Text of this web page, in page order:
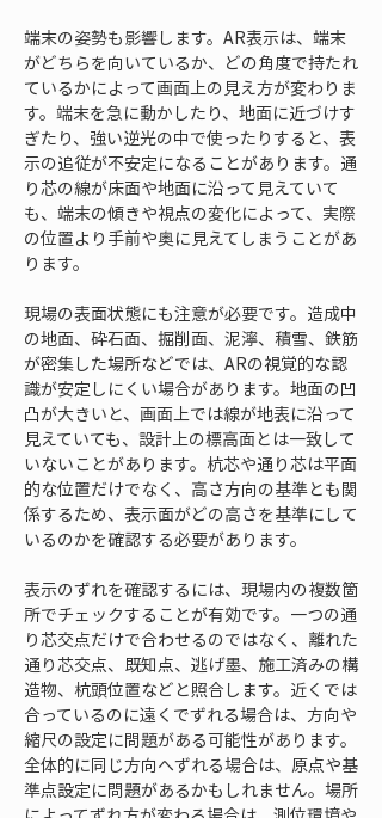
端末の姿勢も影響します。AR表示は、端末
がどちらを向いているか、どの角度で持たれ
ているかによって画面上の見え方が変わりま
す。端末を急に動かしたり、地面に近づけす
ぎたり、強い逆光の中で使ったりすると、表
示の追従が不安定になることがあります。通
り芯の線が床面や地面に沿って見えていて
も、端末の傾きや視点の変化によって、実際
の位置より手前や奥に見えてしまうことがあ
ります。
現場の表面状態にも注意が必要です。造成中
の地面、砕石面、掘削面、泥濘、積雪、鉄筋
が密集した場所などでは、ARの視覚的な認
識が安定しにくい場合があります。地面の凹
凸が大きいと、画面上では線が地表に沿って
見えていても、設計上の標高面とは一致して
いないことがあります。杭芯や通り芯は平面
的な位置だけでなく、高さ方向の基準とも関
係するため、表示面がどの高さを基準にして
いるのかを確認する必要があります。
表示のずれを確認するには、現場内の複数箇
所でチェックすることが有効です。一つの通
り芯交点だけで合わせるのではなく、離れた
通り芯交点、既知点、逃げ墨、施工済みの構
造物、杭頭位置などと照合します。近くでは
合っているのに遠くでずれる場合は、方向や
縮尺の設定に問題がある可能性があります。
全体的に同じ方向へずれる場合は、原点や基
準点設定に問題があるかもしれません。場所